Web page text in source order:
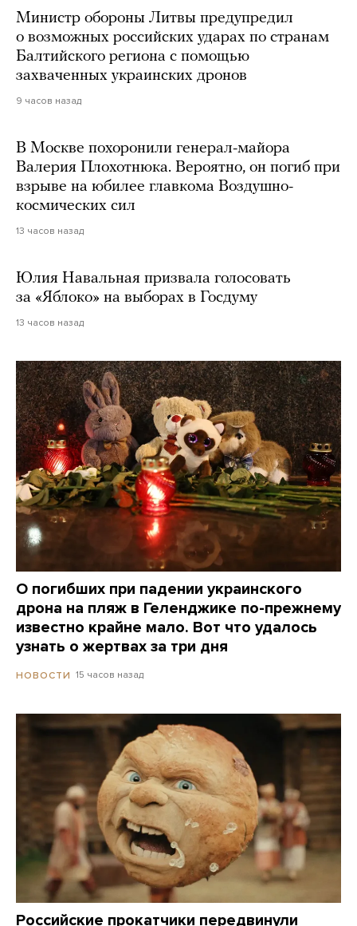
Министр обороны Литвы предупредил
о возможных российских ударах по странам
Балтийского региона с помощью
захваченных украинских дронов
9 часов назад
В Москве похоронили генерал-майора
Валерия Плохотнюка. Вероятно, он погиб при
взрыве на юбилее главкома Воздушно-
космических сил
13 часов назад
Юлия Навальная призвала голосовать
за «Яблоко» на выборах в Госдуму
13 часов назад
О погибших при падении украинского
дрона на пляж в Геленджике по-прежнему
известно крайне мало. Вот что удалось
узнать о жертвах за три дня
НОВОСТИ 15 часов назад
Российские прокатчики передвинули